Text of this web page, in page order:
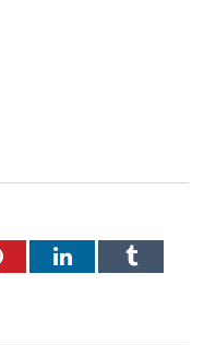
PinterestLinkedInTumblr